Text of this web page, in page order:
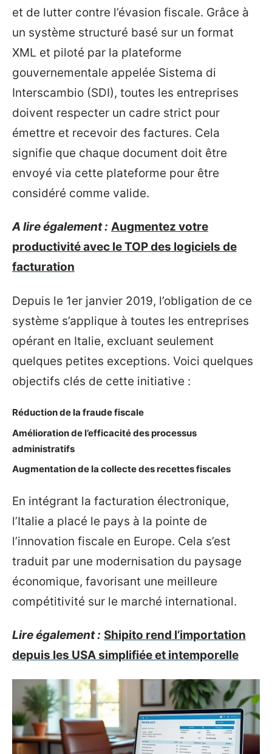
et de lutter contre l’évasion fiscale. Grâce à
un système structuré basé sur un format
XML et piloté par la plateforme
gouvernementale appelée Sistema di
Interscambio (SDI), toutes les entreprises
doivent respecter un cadre strict pour
émettre et recevoir des factures. Cela
signifie que chaque document doit être
envoyé via cette plateforme pour être
considéré comme valide.
A lire également : Augmentez votre
productivité avec le TOP des logiciels de
facturation
Depuis le 1er janvier 2019, l’obligation de ce
système s’applique à toutes les entreprises
opérant en Italie, excluant seulement
quelques petites exceptions. Voici quelques
objectifs clés de cette initiative :
Réduction de la fraude fiscale
Amélioration de l’efficacité des processus
administratifs
Augmentation de la collecte des recettes fiscales
En intégrant la facturation électronique,
l’Italie a placé le pays à la pointe de
l’innovation fiscale en Europe. Cela s’est
traduit par une modernisation du paysage
économique, favorisant une meilleure
compétitivité sur le marché international.
Lire également : Shipito rend l’importation
depuis les USA simplifiée et intemporelle